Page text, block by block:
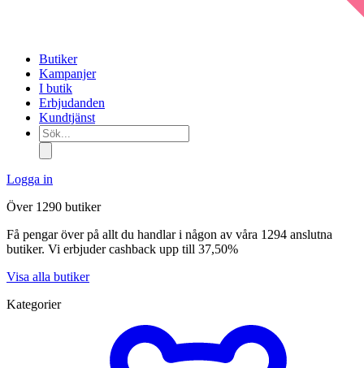
Butiker
Kampanjer
I butik
Erbjudanden
Kundtjänst
Sök...
Logga in
Över 1290 butiker
Få pengar över på allt du handlar i någon av våra 1294 anslutna
butiker. Vi erbjuder cashback upp till 37,50%
Visa alla butiker
Kategorier